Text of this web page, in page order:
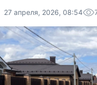
27 апреля, 2026, 08:54